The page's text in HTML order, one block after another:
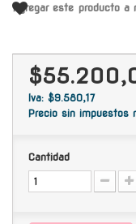
Agregar este producto a
Iva: $9.580,17
Precio sin impuestos
Cantidad